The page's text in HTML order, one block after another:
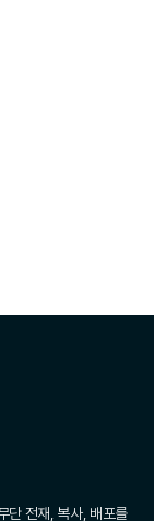
단 전재, 복사, 배포를